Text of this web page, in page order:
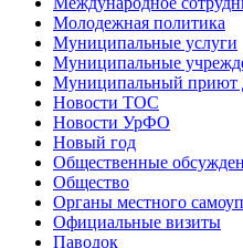
Молодежная политика
Муниципальные услуги
Муниципальные
Муниципальный приют
Новости ТОС
Новости УрФО
Новый год
Общественные
Общество
Органы местного
Официальные визиты
Паводок